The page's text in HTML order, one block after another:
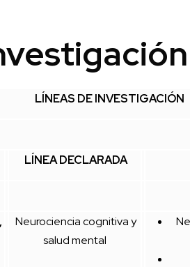
LÍNEAS DE INVESTIGACIÓN
LÍNEA DECLARADA
Neurociencia cognitiva y
salud mental